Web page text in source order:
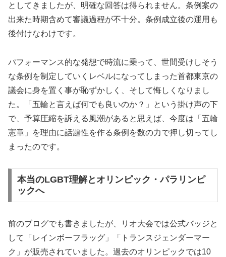
としてきましたが、明確な回答は得られません。条例案の
出来た時期含めて審議過程が不十分。条例成立後の運用も
後付けなわけです。
パフォーマンス的な発想で時流に乗って、世間受けしそう
な条例を制定していくレベルになってしまった首都東京の
議会に身を置く事が恥ずかしく、そして悔しくなりまし
た。「五輪と言えば何でも良いのか？」という掛け声の下
で、予算圧縮を訴える風潮があると思えば、今度は「五輪
憲章」を理由に話題性を作る条例を数の力で押し切ってし
まったのです。
本当のLGBT理解とオリンピック・パラリンピ
ックへ
前のブログでも書きましたが、リオ大会では公式バッジと
して「レインボーフラッグ」「トランスジェンダーマー
ク」が販売されていました。過去のオリンピックでは10